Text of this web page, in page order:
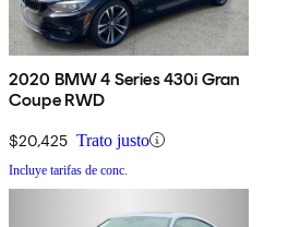
2020 BMW 4 Series 430i Gran
Coupe RWD
$20,425 Trato justo
Incluye tarifas de conc.